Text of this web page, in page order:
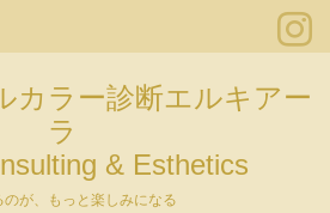
カラー診断エルキアー
ラ
& Esthetics
のが、もっと楽しみになる